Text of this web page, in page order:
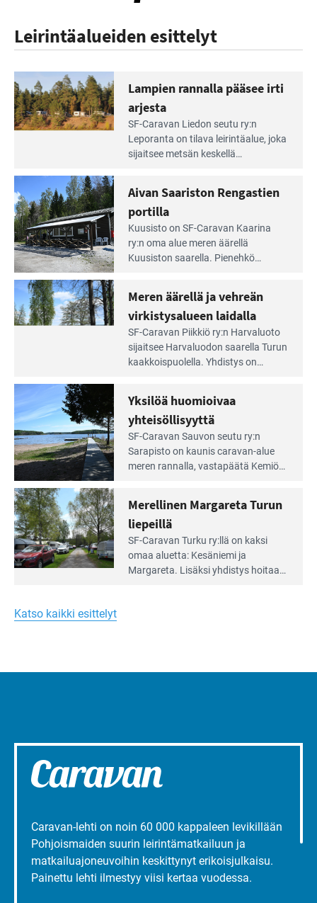
Leirintäalueiden esittelyt
Lue
rannalla
pääsee
irti
arjesta
Lampien rannalla pääsee irti
arjesta
SF-Caravan Liedon seutu ry:n
Leporanta on tilava leirintäalue, joka
sijaitsee metsän kes­kellä
tarjoaa ympäris­töineen kauniit
maisemat ja loistavat virkistäytymis­
mahdollisuudet.
Lue
Leirintäoppaan
artikkeli:
Aivan
Saariston
Rengastien
portilla
Aivan Saariston Rengastien
portilla
Kuusisto on SF-Caravan Kaarina
ry:n oma alue meren äärellä
Kuusiston saarella. Pie­nehkö
äärellä
ja
vehreän
virkistysalueen
laidalla
Meren äärellä ja vehreän
virkistysalueen laidalla
SF-Caravan Piikkiö ry:n Harvaluoto
sijait­see Harvaluodon saarella Turun
kaakkois­puolella. Yhdistys on
virkistysalueesta.
Lue
Leirintäoppaan
artikkeli:
Yksilöä
huomioivaa
yhteisöllisyyttä
Yksilöä huomioivaa
yhteisöllisyyttä
SF-Caravan Sauvon seutu ry:n
Sarapisto on kaunis caravan-alue
meren rannalla, vasta­päätä Kemiön
kymmenen paikkaa ilman sähköä.
Lue
Leirintäoppaan
artikkeli:
Turun
liepeillä
Merellinen Margareta Turun
liepeillä
SF-Caravan Turku ry:llä on kaksi
omaa aluet­ta: Kesäniemi ja
Margareta. Lisäksi yhdis­tys hoitaa
Katso kaikki esittelyt
Caravan-lehti on noin 60 000 kappaleen levikillään
Pohjoismaiden suurin leirintämatkailuun ja
matkailuajoneuvoihin keskittynyt erikoisjulkaisu.
Painettu lehti ilmestyy viisi kertaa vuodessa.